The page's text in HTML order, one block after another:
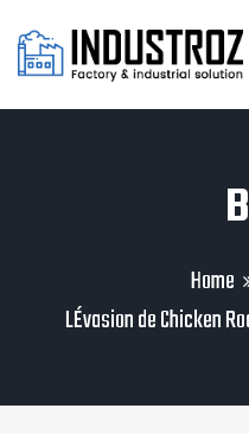
Home
LÉvasion de Chicken